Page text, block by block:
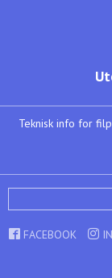
Teknisk info for
FACEBOOK